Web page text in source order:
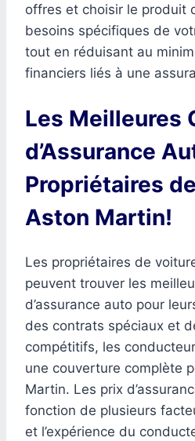
offres et choisir le produit
besoins spécifiques de
tout en réduisant au
financiers liés à une
Les Meilleures
d’Assurance
Propriétaires
Aston Martin!
Les propriétaires de
peuvent trouver les
d’assurance auto pour
des contrats spéciaux et
compétitifs, les
une couverture complète
Martin. Les prix
fonction de plusieurs
et l’expérience du